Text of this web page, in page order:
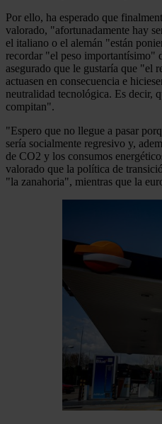
Por ello, ha esperado que
valorado, "afortunadamente hay
el italiano o el alemán "están
recordar "el peso importantísimo"
asegurado que le gustaría que "el
actuasen en consecuencia e
neutralidad tecnológica. Es decir,
compitan".
"Espero que no llegue a pasar
sería socialmente regresivo y,
de CO2 y los consumos
valorado que la política de
"la zanahoria", mientras que la